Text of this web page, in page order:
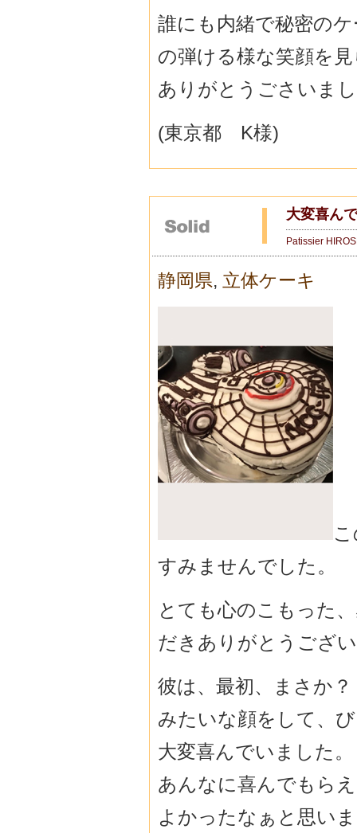
誰にも内緒で秘密の
の弾ける様な笑顔を
ありがとうごさいま
(東京都 K様)
大変喜ん
Patissier
静岡県, 立体ケーキ
すみませんでした。
とても心のこもった
だきありがとうござ
彼は、最初、まさか？
みたいな顔をして、
大変喜んでいました。
あんなに喜んでもら
よかったなぁと思い